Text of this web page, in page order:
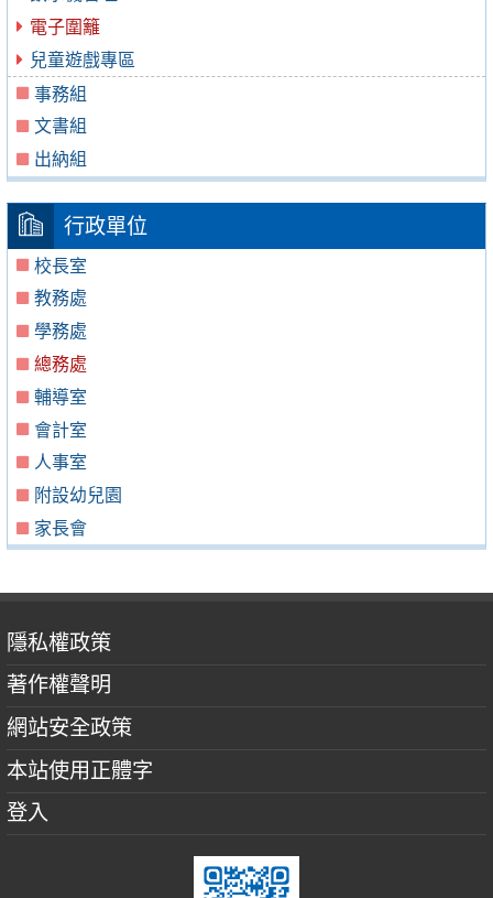
電子圍籬
兒童遊戲專區
事務組
文書組
出納組
行政單位
校長室
教務處
學務處
總務處
輔導室
會計室
人事室
附設幼兒園
家長會
隱私權政策
著作權聲明
網站安全政策
本站使用正體字
登入